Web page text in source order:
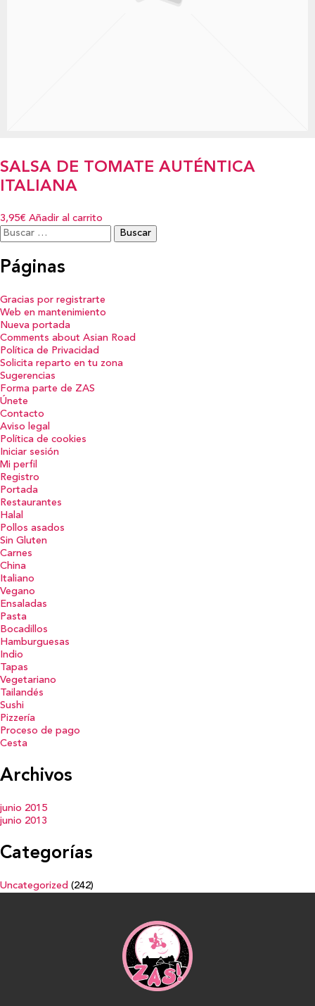
SALSA DE TOMATE AUTÉNTICA
ITALIANA
3,95€ Añadir al carrito
Buscar:
Páginas
Gracias por registrarte
Web en mantenimiento
Nueva portada
Comments about Asian Road
Política de Privacidad
Solicita reparto en tu zona
Sugerencias
Forma parte de ZAS
Únete
Contacto
Aviso legal
Política de cookies
Iniciar sesión
Mi perfil
Registro
Portada
Restaurantes
Halal
Pollos asados
Sin Gluten
Carnes
China
Italiano
Vegano
Ensaladas
Pasta
Bocadillos
Hamburguesas
Indio
Tapas
Vegetariano
Tailandés
Sushi
Pizzería
Proceso de pago
Cesta
Archivos
junio 2015
junio 2013
Categorías
Uncategorized (242)